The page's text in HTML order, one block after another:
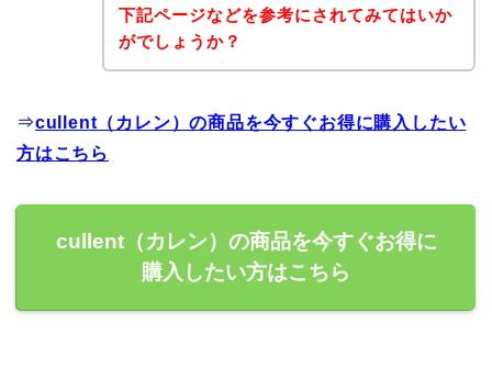
下記ページなどを参考にされてみてはいか
がでしょうか？
⇒cullent（カレン）の商品を今すぐお得に購入したい
方はこちら
cullent（カレン）の商品を今すぐお得に
購入したい方はこちら